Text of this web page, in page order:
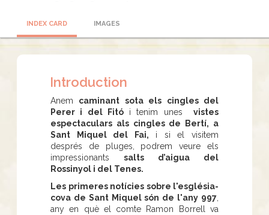
INDEX CARD IMAGES
Introduction
Anem caminant sota els cingles del
Perer i del Fitói tenim unes vistes
espectaculars als cingles de Bertí, a
Sant Miquel del Fai, i si el visitem
després de pluges, podrem veure els
impressionants salts d’aigua del
Rossinyol i del Tenes.
Les primeres notícies sobre l'església-
cova de Sant Miquel són de l'any 997
any en què el comte Ramon Borrell va